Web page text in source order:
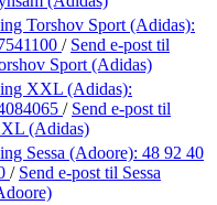
Torshov Sport (Adidas):
/ Send e-post til
Sport (Adidas)
XXL (Adidas):
/ Send e-post til
(Adidas)
Sessa (Adoore): 48 92 40
/ Send e-post til Sessa